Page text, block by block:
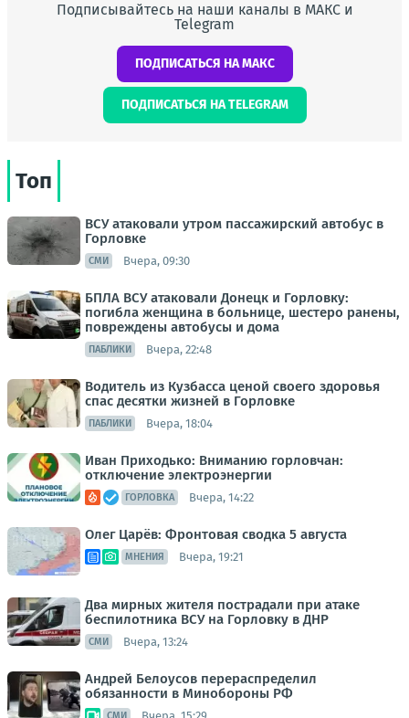
Подписывайтесь на наши каналы в МАКС и
Telegram
ПОДПИСАТЬСЯ НА МАКС
ПОДПИСАТЬСЯ НА TELEGRAM
Топ
ВСУ атаковали утром пассажирский автобус в
Горловке
СМИ Вчера, 09:30
БПЛА ВСУ атаковали Донецк и Горловку:
погибла женщина в больнице, шестеро ранены,
повреждены автобусы и дома
ПАБЛИКИ Вчера, 22:48
Водитель из Кузбасса ценой своего здоровья
спас десятки жизней в Горловке
ПАБЛИКИ Вчера, 18:04
Иван Приходько: Вниманию горловчан:
отключение электроэнергии
ГОРЛОВКА Вчера, 14:22
Олег Царёв: Фронтовая сводка 5 августа
МНЕНИЯ Вчера, 19:21
Два мирных жителя пострадали при атаке
беспилотника ВСУ на Горловку в ДНР
СМИ Вчера, 13:24
Андрей Белоусов перераспределил
обязанности в Минобороны РФ
Вчера, 15:29